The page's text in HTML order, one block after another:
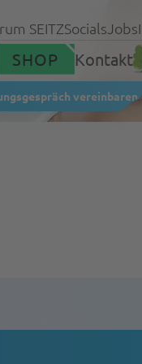
SEITZSocialsJobs
SHOP Kontakt
vereinbaren